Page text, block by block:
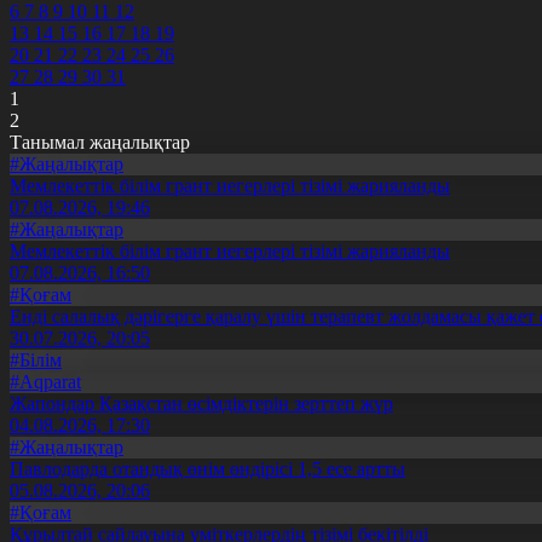
6 7 8 9 10 11 12
13 14 15 16 17 18 19
20 21 22 23 24 25 26
27 28 29 30 31
1
2
Танымал жаңалықтар
#Жаңалықтар
Мемлекеттік білім грант иегерлері тізімі жарияланды
07.08.2026, 19:46
#Жаңалықтар
Мемлекеттік білім грант иегерлері тізімі жарияланды
07.08.2026, 16:50
#Қоғам
Енді салалық дәрігерге қаралу үшін терапевт жолдамасы қажет
30.07.2026, 20:05
#Білім
#Aqparat
Жапондар Қазақстан өсімдіктерін зерттеп жүр
04.08.2026, 17:30
#Жаңалықтар
Павлодарда отандық өнім өндірісі 1,5 есе артты
05.08.2026, 20:06
#Қоғам
Құрылтай сайлауына үміткерлердің тізімі бекітілді